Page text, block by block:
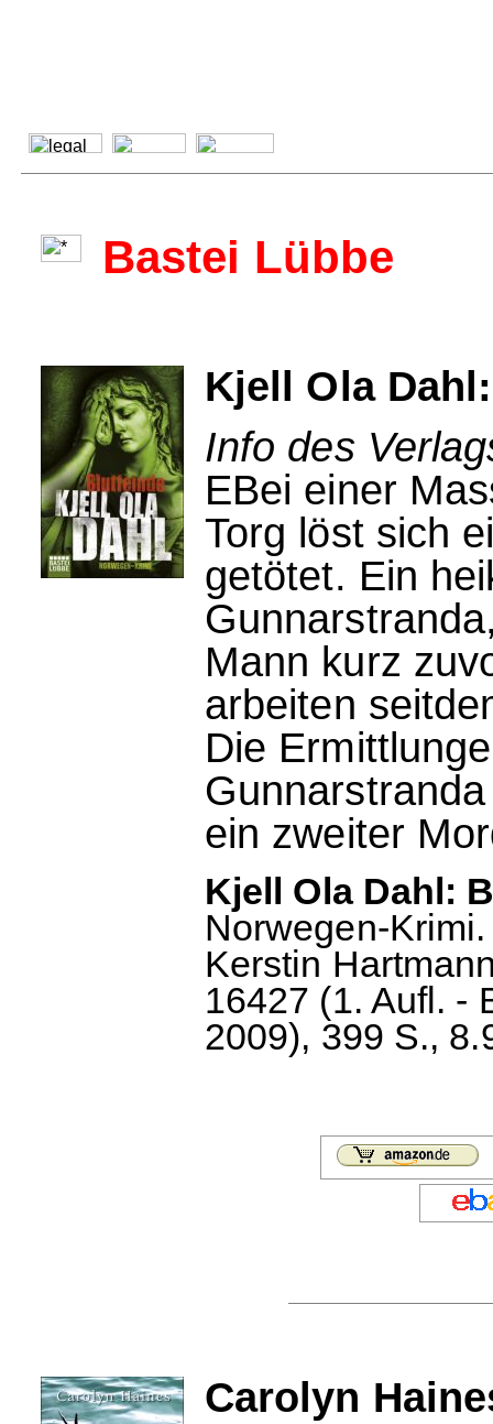
Bastei Lübbe
Kjell Ola
Info des
EBei einer
Torg löst sich
getötet. Ein
Mann kurz
arbeiten
Die
ein zweiter
Kjell Ola Dahl:
Norwegen-
Kerstin
16427 (1. Aufl. -
2009), 399 S.,
Carolyn